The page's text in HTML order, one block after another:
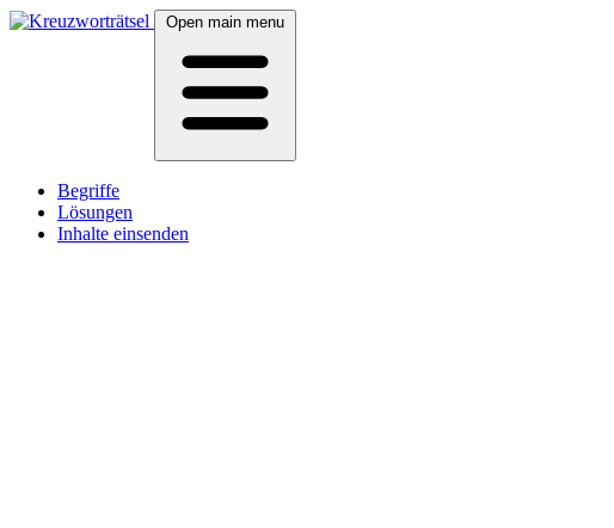
Open main menu
Begriffe
Lösungen
Inhalte einsenden